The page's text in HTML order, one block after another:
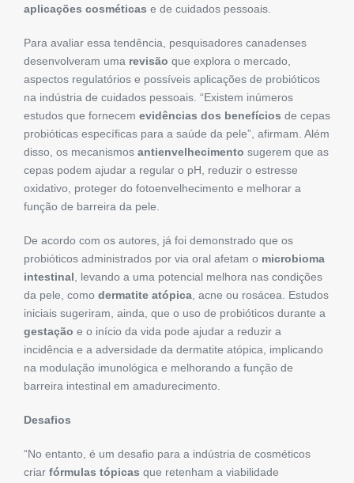
aplicações cosméticas e de cuidados pessoais.
Para avaliar essa tendência, pesquisadores canadenses
desenvolveram uma revisão que explora o mercado,
aspectos regulatórios e possíveis aplicações de probióticos
na indústria de cuidados pessoais. “Existem inúmeros
estudos que fornecem evidências dos benefícios de cepas
probióticas específicas para a saúde da pele”, afirmam. Além
disso, os mecanismos antienvelhecimento sugerem que as
cepas podem ajudar a regular o pH, reduzir o estresse
oxidativo, proteger do fotoenvelhecimento e melhorar a
função de barreira da pele.
De acordo com os autores, já foi demonstrado que os
probióticos administrados por via oral afetam o microbioma
intestinal, levando a uma potencial melhora nas condições
da pele, como dermatite atópica, acne ou rosácea. Estudos
iniciais sugeriram, ainda, que o uso de probióticos durante a
gestação e o início da vida pode ajudar a reduzir a
incidência e a adversidade da dermatite atópica, implicando
na modulação imunológica e melhorando a função de
barreira intestinal em amadurecimento.
Desafios
“No entanto, é um desafio para a indústria de cosméticos
criar fórmulas tópicas que retenham a viabilidade